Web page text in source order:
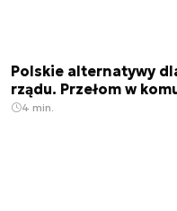
Polskie alternatywy
rządu. Przełom w
4 min.